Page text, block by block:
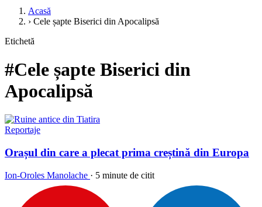
Acasă
› Cele șapte Biserici din Apocalipsă
Etichetă
#Cele șapte Biserici din
Apocalipsă
Reportaje
Orașul din care a plecat prima creștină din Europa
Ion-Oroles Manolache · 5 minute de citit